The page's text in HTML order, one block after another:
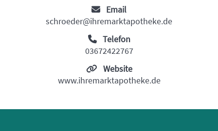
Email
schroeder@ihremarktapotheke.de
Telefon
03672422767
Website
www.ihremarktapotheke.de